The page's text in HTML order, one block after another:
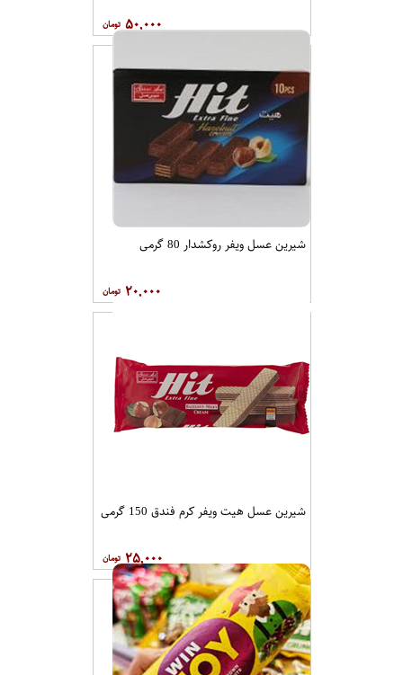
۵۰,۰۰۰
شیرین عسل ویفر روکشدار 80 گرمی
۲۰,۰۰۰
شیرین عسل هیت ویفر کرم فندق 150 گرمی
۲۵,۰۰۰